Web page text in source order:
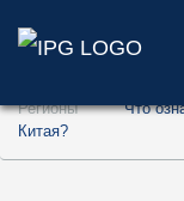
Перейти к
Перейти к
Регионы
Что
Китая?